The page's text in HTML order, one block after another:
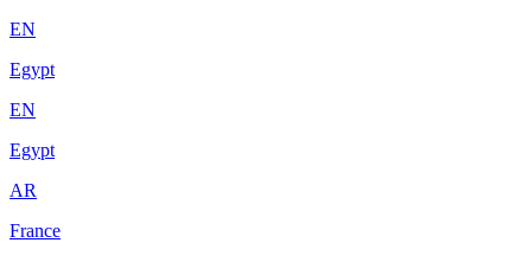
EN
Egypt
EN
Egypt
AR
France